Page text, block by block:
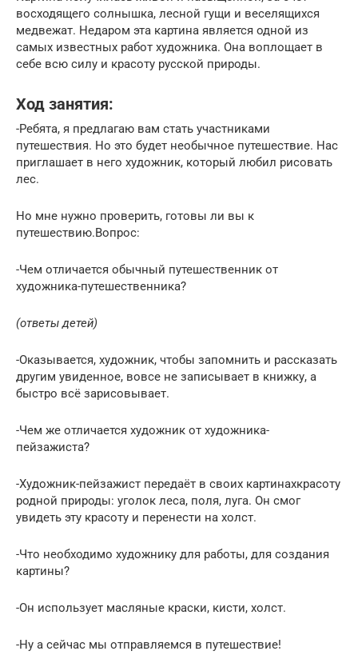
восходящего солнышка, лесной гущи и веселящихся
медвежат. Недаром эта картина является одной из
самых известных работ художника. Она воплощает в
себе всю силу и красоту русской природы.
Ход занятия:
-Ребята, я предлагаю вам стать участниками
путешествия. Но это будет необычное путешествие. Нас
приглашает в него художник, который любил рисовать
лес.
Но мне нужно проверить, готовы ли вы к
путешествию.Вопрос:
-Чем отличается обычный путешественник от
художника-путешественника?
(ответы детей)
-Оказывается, художник, чтобы запомнить и рассказать
другим увиденное, вовсе не записывает в книжку, а
быстро всё зарисовывает.
-Чем же отличается художник от художника-
пейзажиста?
-Художник-пейзажист передаёт в своих картинахкрасоту
родной природы: уголок леса, поля, луга. Он смог
увидеть эту красоту и перенести на холст.
-Что необходимо художнику для работы, для создания
картины?
-Он использует масляные краски, кисти, холст.
-Ну а сейчас мы отправляемся в путешествие!